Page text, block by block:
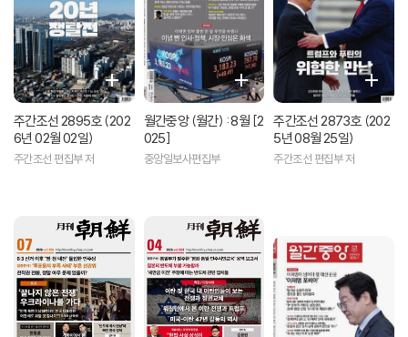
주간조선 2895호 (202
6년 02월 02일)
주간조선 편집부 저
월간중앙 (월간) : 8월 [2
025]
중앙일보사편집부
주간조선 2873호 (202
5년 08월 25일)
주간조선 편집부 저